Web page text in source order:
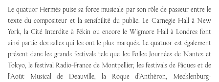
Le quatuor Hermès puise sa force musicale par son rôle de passeur entre le
texte du compositeur et la sensibilité du public. Le Carnegie Hall à New
York, la Cité Interdite à Pékin ou encore le Wigmore Hall à Londres font
ainsi partie des salles qui les ont le plus marqués. Le quatuor est également
présent dans les grands festivals tels que les Folles Journées de Nantes et
Tokyo, le festival Radio-France de Montpellier, les festivals de Pâques et de
l’Août Musical de Deauville, la Roque d’Anthéron, Mecklenburg-